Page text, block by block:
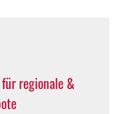
regionale &